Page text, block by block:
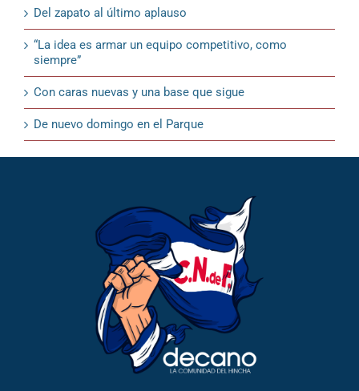
Del zapato al último aplauso
“La idea es armar un equipo competitivo, como
siempre”
Con caras nuevas y una base que sigue
De nuevo domingo en el Parque